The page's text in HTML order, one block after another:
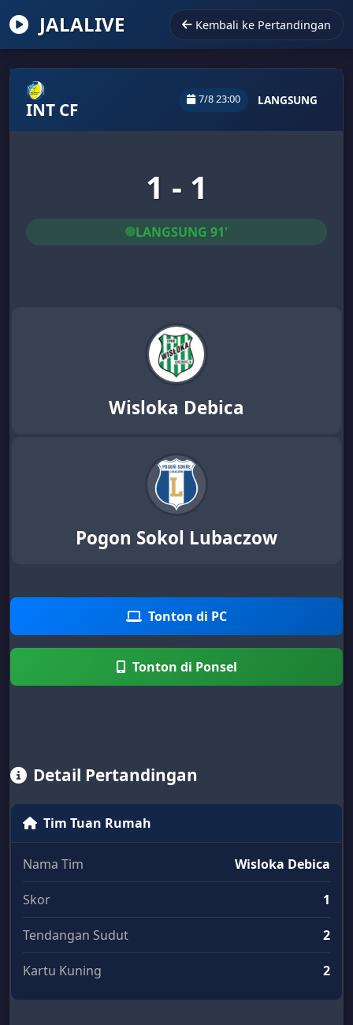
JALALIVE Kembali ke Pertandingan
INT CF
7/8 23:00 LANGSUNG
Wisloka Debica
1 - 1
LANGSUNG 91'
Pogon Sokol Lubaczow
Tonton di PC
Tonton di Ponsel
Detail Pertandingan
Tim Tuan Rumah
Nama Tim Wisloka Debica
Skor 1
Tendangan Sudut 2
Kartu Kuning 2